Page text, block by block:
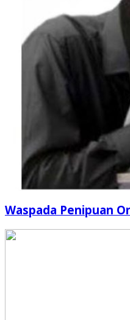
Waspada Penipuan